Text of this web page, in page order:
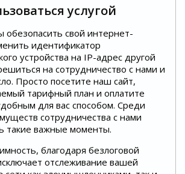
услугой
обезопасить свой интернет-
идентификатор
устройства на IP-адрес другой
на сотрудничество с нами и
Просто посетите наш сайт,
тарифный план и оплатите
для вас способом. Среди
сотрудничества с нами
такие важные моменты.
благодаря безлоговой
отслеживание вашей